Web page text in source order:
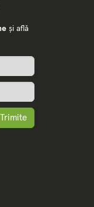
și află
Trimite